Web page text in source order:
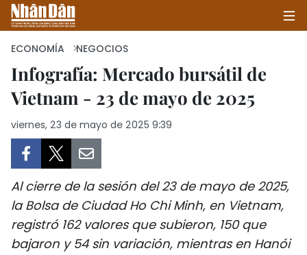
INICIO
POLÍTICA
SOCIEDAD
SALUD - MEDIO AMBIENTE
ECONOMÍA NEGOCIOS
Infografía: Mercado bursátil de
Vietnam - 23 de mayo de 2025
viernes, 23 de mayo de 2025 9:39
Al cierre de la sesión del 23 de mayo de 2025,
la Bolsa de Ciudad Ho Chi Minh, en Vietnam,
registró 162 valores que subieron, 150 que
bajaron y 54 sin variación, mientras en Hanói